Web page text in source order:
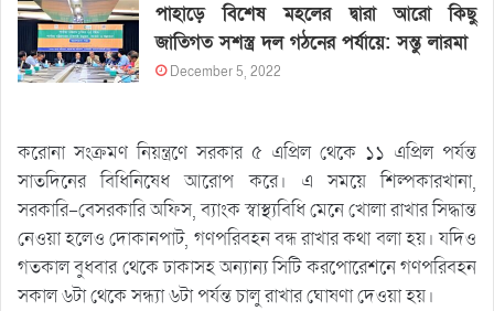
পাহাড়ে বিশেষ মহলের দ্বারা আরো কিছু
জাতিগত সশস্ত্র দল গঠনের পর্যায়ে: সন্তু লারমা
December 5, 2022
করোনা সংক্রমণ নিয়ন্ত্রণে সরকার ৫ এপ্রিল থেকে ১১ এপ্রিল পর্যন্ত
সাতদিনের বিধিনিষেধ আরোপ করে। এ সময়ে শিল্পকারখানা,
সরকারি–বেসরকারি অফিস, ব্যাংক স্বাস্থ্যবিধি মেনে খোলা রাখার সিদ্ধান্ত
নেওয়া হলেও দোকানপাট, গণপরিবহন বন্ধ রাখার কথা বলা হয়। যদিও
গতকাল বুধবার থেকে ঢাকাসহ অন্যান্য সিটি করপোরেশনে গণপরিবহন
সকাল ৬টা থেকে সন্ধ্যা ৬টা পর্যন্ত চালু রাখার ঘোষণা দেওয়া হয়।